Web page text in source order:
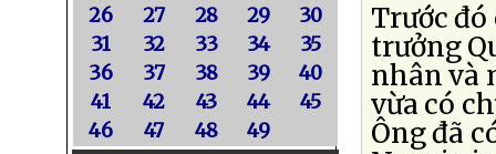
26
27 28 29
30
31
32 33 34
35
36
37 38 39
40
41
42 43 44
45
46
47 48 49
Trước
trưởng
nhân và
vừa có
Ông đã